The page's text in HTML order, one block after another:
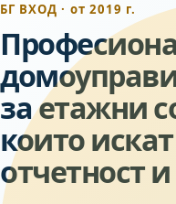
БГ ВХОД · от 2019 г.
за етажни
които
отчетност